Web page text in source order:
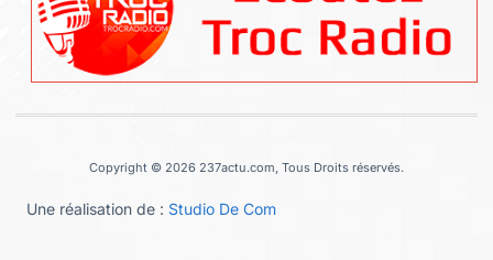
Copyright © 2026 237actu.com, Tous Droits réservés.
Une réalisation de : Studio De Com